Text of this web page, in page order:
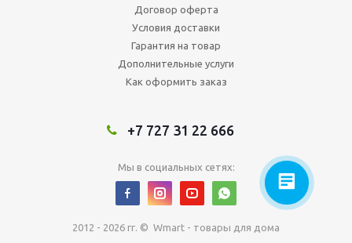
Договор оферта
Условия доставки
Гарантия на товар
Дополнительные услуги
Как оформить заказ
+7 727 31 22 666
Мы в социальных сетях:
2012 - 2026 гг. © Wmart - товары для дома